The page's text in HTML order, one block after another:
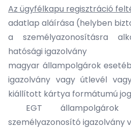
Az ügyfélkapu regisztráció
adatlap aláírása (helyben
a személyazonosításra
hatósági igazolvány
magyar állampolgárok
igazolvány vagy útlevél
kiállított kártya formátumú
EGT állampolgárok
személyazonosító igazolvány